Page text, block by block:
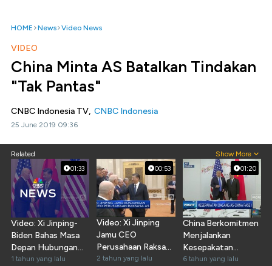
HOME News Video News
VIDEO
China Minta AS Batalkan Tindakan
"Tak Pantas"
CNBC Indonesia TV, CNBC Indonesia
25 June 2019 09:36
Related Show More
01:33
Video: Xi Jinping-
Biden Bahas Masa
Depan Hubungan
AS-China
1 tahun yang lalu
00:53
Video: Xi Jinping
Jamu CEO
Perusahaan Raksasa
AS
2 tahun yang lalu
01:20
China Berkomitmen
Menjalankan
Kesepakatan
Dagang Fase I
6 tahun yang lalu